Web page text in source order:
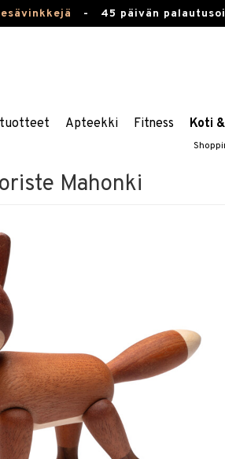
- 45 päivän
Apteekki Fitness Koti
Mahonki